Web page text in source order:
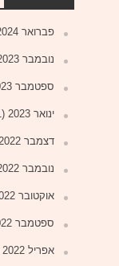
פברואר 2024
נובמבר 2023
ספטמבר 2023
ינואר 2023 (1)
דצמבר 2022
נובמבר 2022
אוקטובר 2022
ספטמבר 2022
אפריל 2022